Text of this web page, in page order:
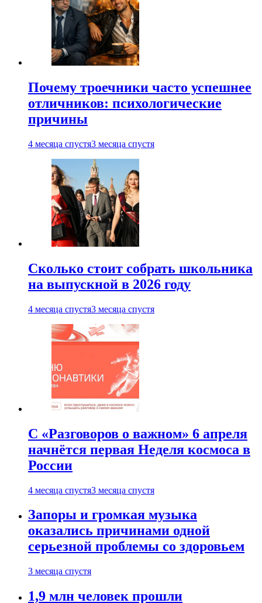
Почему троечники часто успешнее
отличников: психологические
причины
4 месяца спустя3 месяца спустя
Сколько стоит собрать школьника
на выпускной в 2026 году
4 месяца спустя3 месяца спустя
С «Разговоров о важном» 6 апреля
начнётся первая Неделя космоса в
России
4 месяца спустя3 месяца спустя
Запоры и громкая музыка
оказались причинами одной
серьезной проблемы со здоровьем
3 месяца спустя
1,9 млн человек прошли